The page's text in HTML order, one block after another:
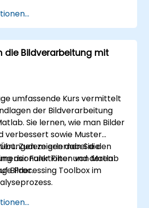
Gewinnung von Erkenntnissen
Datensätzen
Matlab-Anwendungen in
Python-Anwendungen
die Bildverarbeitung mit
umfassende Kurs vermittelt
der Bildverarbeitung
Sie lernen, wie man Bilder
verbessert sowie Muster
Zudem erlernen Sie den
Filter und deren
Bilder.
zeigen dabei die
der Funktionen von Matlab
Processing Toolbox im